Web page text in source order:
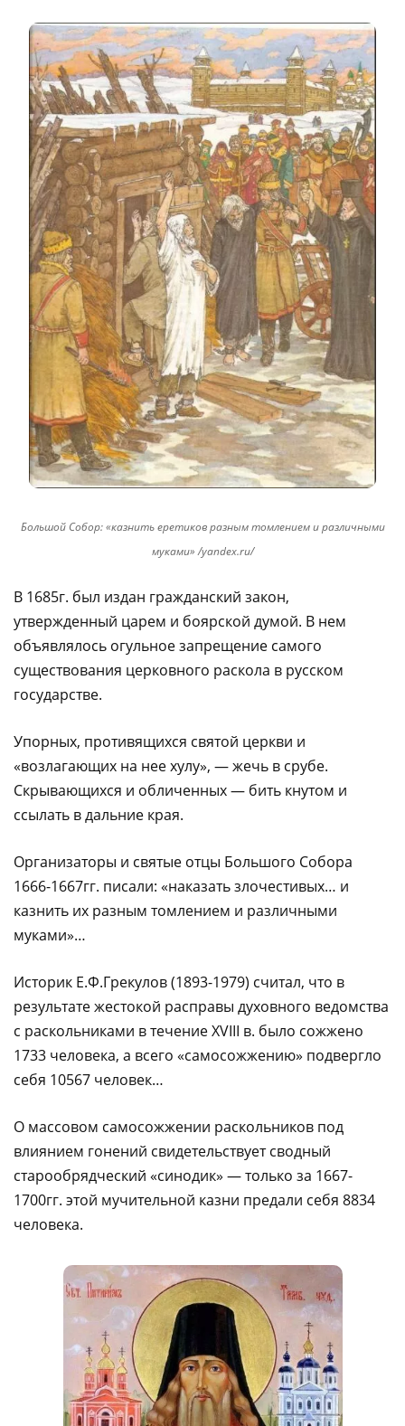
Большой Собор: «казнить еретиков разным томлением и различными
муками» /yandex.ru/
В 1685г. был издан гражданский закон,
утвержденный царем и боярской думой. В нем
объявлялось огульное запрещение самого
существования церковного раскола в русском
государстве.
Упорных, противящихся святой церкви и
«возлагающих на нее хулу», — жечь в срубе.
Скрывающихся и обличенных — бить кнутом и
ссылать в дальние края.
Организаторы и святые отцы Большого Собора
1666-1667гг. писали: «наказать злочестивых… и
казнить их разным томлением и различными
муками»…
Историк Е.Ф.Грекулов (1893-1979) считал, что в
результате жестокой расправы духовного ведомства
с раскольниками в течение XVIII в. было сожжено
1733 человека, а всего «самосожжению» подвергло
себя 10567 человек…
О массовом самосожжении раскольников под
влиянием гонений свидетельствует сводный
старообрядческий «синодик» — только за 1667-
1700гг. этой мучительной казни предали себя 8834
человека.